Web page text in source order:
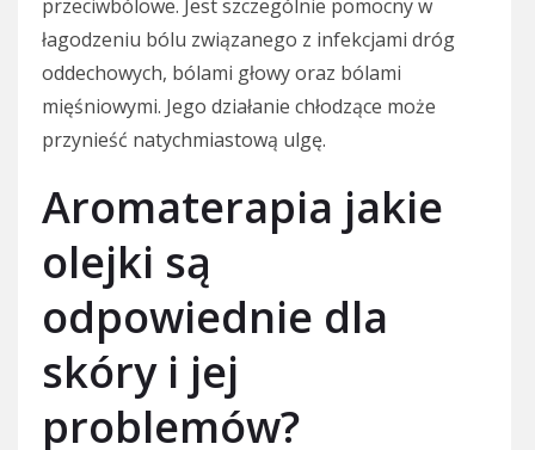
przeciwbólowe. Jest szczególnie pomocny w
łagodzeniu bólu związanego z infekcjami dróg
oddechowych, bólami głowy oraz bólami
mięśniowymi. Jego działanie chłodzące może
przynieść natychmiastową ulgę.
Aromaterapia jakie
olejki są
odpowiednie dla
skóry i jej
problemów?